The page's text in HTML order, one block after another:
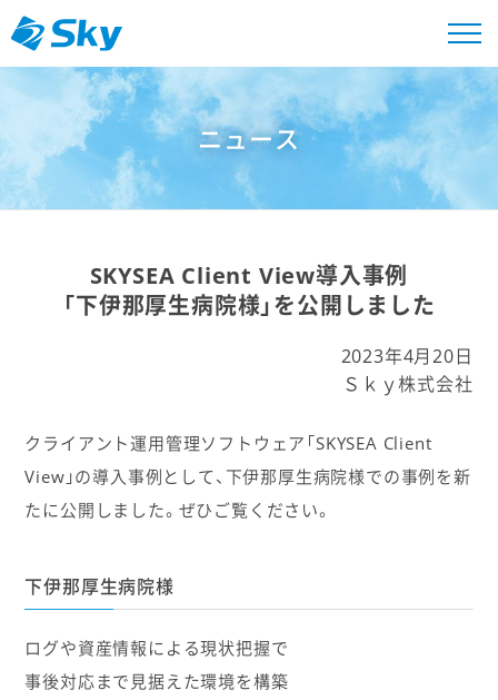
ニュース
SKYSEA Client View導入事例
「下伊那厚生病院様」を公開しました
2023年4月20日
Ｓｋｙ株式会社
クライアント運用管理ソフトウェア「SKYSEA Client
View」の導入事例として、下伊那厚生病院様での事例を新
たに公開しました。ぜひご覧ください。
下伊那厚生病院様
ログや資産情報による現状把握で
事後対応まで見据えた環境を構築